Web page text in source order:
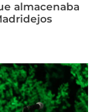
almacenaba